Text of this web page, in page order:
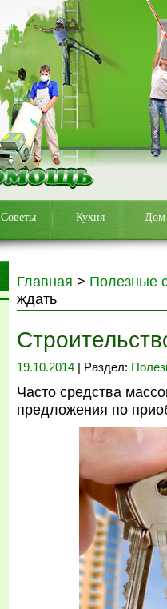
Советы Кухня Дом
Главная > Полезные
ждать
19.10.2014 | Раздел:
Часто средства
предложения по